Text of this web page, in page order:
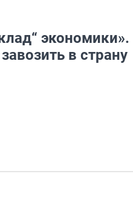
экономики».
в страну